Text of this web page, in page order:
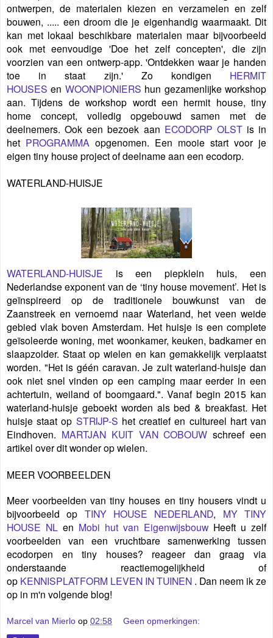
ontwerpen, de materialen kiezen en verzamelen en zelf
bouwen, ..... een droom die je eigenhandig waarmaakt. Dit
kan met lokaal beschikbare materialen maar bijvoorbeeld
ook met eenvoudige 'Doe het zelf concepten', die zijn
voorzien van een ontwerp-app. 'Ontdekken waar je handen
toe in staat zijn.' Zo kondigen HERMIT
HOUSES en WOONPIONIERS hun gezamenlijke workshop
aan. Tijdens de workshop wordt een hermit house, tiny
home concept, volledig opgebouwd samen met de
deelnemers. Ook een bezoek aan ECODORP OLSTis in
het PROGRAMMA opgenomen. Een mooie start voor je
eigen tiny house project of deelname aan een ecodorp.
WATERLAND-HUISJE
WATERLAND-HUISJE
is een piepklein huis, een
Nederlandse exponent van de ‘tiny house movement’. Het is
geïnspireerd op de traditionele bouwkunst van de
Zaanstreek en vernoemd naar Waterland, het veen weide
gebied vlak boven Amsterdam. Het huisje is een complete
geïsoleerde woning, met woonkamer, keuken, badkamer en
slaapzolder. Staat op wielen en kan gemakkelijk verplaatst
worden. "Het is géén caravan. Je zult waterland-huisje dan
ook niet snel vinden op een camping maar eerder in een
achtertuin, weiland of boomgaard.".Vanaf begin 2015 kan
waterland-huisje geboekt worden als bed & breakfast. Het
huisje staat op STRIJP-S het creatief en cultureel hart van
Eindhoven. MARTJAN KUIT VAN COBOUW schreef een
artikel over dit wonder op wielen.
MEER VOORBEELDEN
Meer voorbeelden van tiny houses en tiny housers vindt u
bijvoorbeeld op TINY HOUSE NEDERLAND, MY TINY
HOUSE NL en Mobi hut van Eigenwijsbouw Heeft u zelf
voorbeelden van een vruchtbare samenwerking tussen
ecodorpen en tiny houses? reageer dan graag via
onderstaande reactiemogelijkheid of
op KENNISPLATFORM LEVEN IN TUINEN . Dan neem ik ze
op in m'n volgende blog!
Marcel van Mierlo op 02:58 Geen opmerkingen: